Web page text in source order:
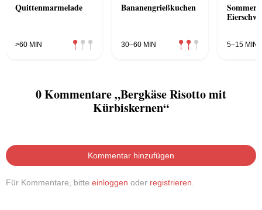
Quittenmarmelade
>60 MIN
Bananengrießkuchen
30–60 MIN 5–15 MIN
0 Kommentare „Bergkäse Risotto mit
Kürbiskernen“
Kommentar hinzufügen
Für Kommentare, bitte einloggen oder registrieren